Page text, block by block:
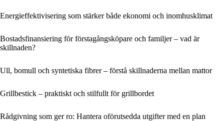
Energieffektivisering som stärker både ekonomi och inomhusklimat
Bostadsfinansiering för förstagångsköpare och familjer – vad är
skillnaden?
Ull, bomull och syntetiska fibrer – förstå skillnaderna mellan mattor
Grillbestick – praktiskt och stilfullt för grillbordet
Rådgivning som ger ro: Hantera oförutsedda utgifter med en plan